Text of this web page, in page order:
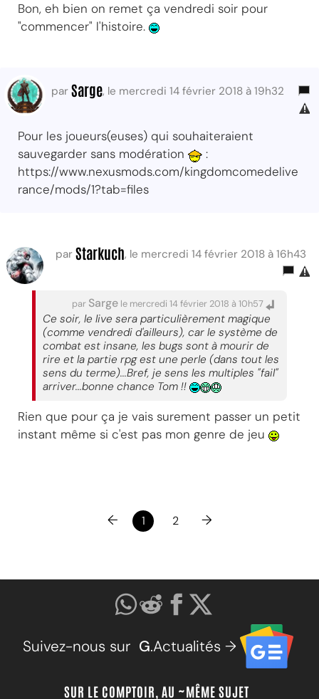
Bon, eh bien on remet ça vendredi soir pour
"commencer" l'histoire.
par Sarge, le mercredi 14 février 2018 à 19h32
Pour les joueurs(euses) qui souhaiteraient
sauvegarder sans modération
:
https://www.nexusmods.com/kingdomcomedelive
rance/mods/1?tab=files
par Starkuch, le mercredi 14 février 2018 à 16h43
par Sarge le mercredi 14 février 2018 à 10h57
Ce soir, le live sera particulièrement magique
(comme vendredi d'ailleurs), car le système de
combat est insane, les bugs sont à mourir de
rire et la partie rpg est une perle (dans tout les
sens du terme)...Bref, je sens les multiples "fail"
arriver...bonne chance Tom !!
Rien que pour ça je vais surement passer un petit
instant même si c'est pas mon genre de jeu
← 1 2 →
Suivez-nous sur G.Actualités →
SUR LE COMPTOIR, AU ~MÊME SUJET